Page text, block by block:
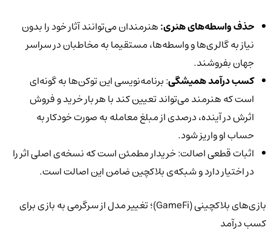
حذف واسطه‌های هنری:هنرمندان می‌توانند آثار خود را بدون
نیاز به گالری‌ها و واسطه‌ها، مستقیما به مخاطبان در سراسر
جهان بفروشند.
کسب درآمد همیشگی: برنامه‌نویسی این توکن‌ها به گونه‌ای
است که هنرمند می‌تواند تعیین کند با هر بار خرید و فروش
اثرش در آینده، درصدی از مبلغ معامله به صورت خودکار به
حساب او واریز شود.
اثبات قطعی اصالت: خریدار مطمئن است که نسخه‌ی اصلی اثر را
در اختیار دارد و شبکه‌ی بلاکچین ضامن این اصالت است.
بازی‌های بلاکچینی (GameFi)؛ تغییر مدل از سرگرمی به بازی برای
کسب درآمد